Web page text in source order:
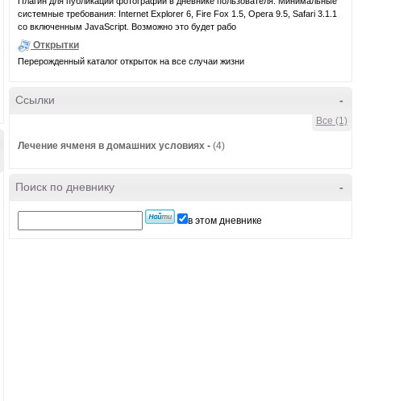
системные требования: Internet Explorer 6, Fire Fox 1.5, Opera 9.5, Safari 3.1.1
со включенным JavaScript. Возможно это будет рабо
Открытки
Перерожденный каталог открыток на все случаи жизни
-
Ссылки
Все (1)
Лечение ячменя в домашних условиях - (4)
-
Поиск по дневнику
в этом дневнике